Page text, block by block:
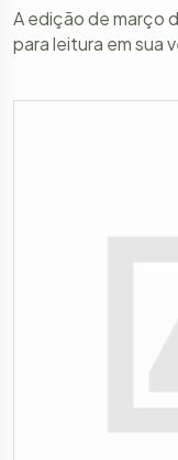
A edição de março
para leitura em sua